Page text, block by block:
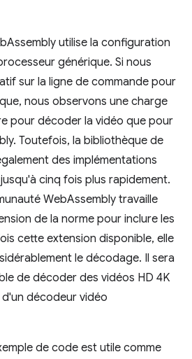
utilise la configuration
générique. Si nous
sur la ligne de commande pour
nous observons une charge
pour décoder la vidéo que pour
Toutefois, la bibliothèque de
des implémentations
cinq fois plus rapidement.
WebAssembly travaille
de la norme pour inclure les
cette extension disponible, elle
le décodage. Il sera
de décoder des vidéos HD 4K
décodeur vidéo
de code est utile comme